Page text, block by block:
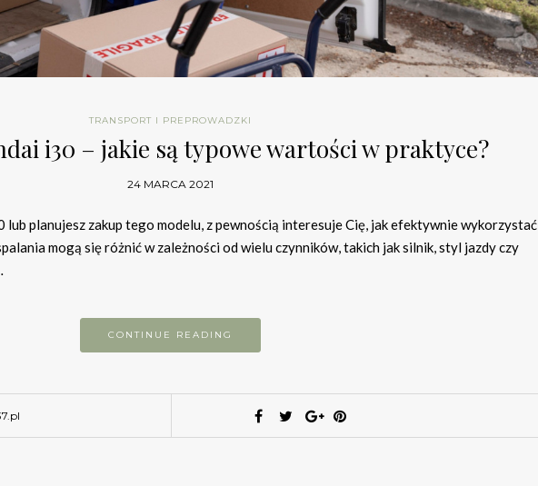
TRANSPORT I PREPROWADZKI
i30 – jakie są typowe wartości w praktyce?
24 MARCA 2021
lub planujesz zakup tego modelu, z pewnością interesuje Cię, jak efektywnie wykorzystać
mogą się różnić w zależności od wielu czynników, takich jak silnik, styl jazdy czy
CONTINUE READING